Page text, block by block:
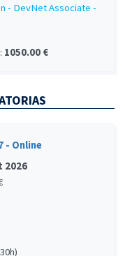
- DevNet Associate -
: 1050.00 €
- Online
2026